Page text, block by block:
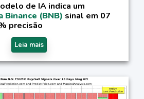
de IA indica um
Binance (BNB) sinal em 07
precisão
Leia mais